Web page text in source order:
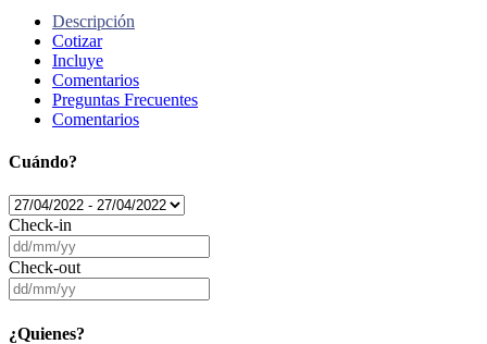
Descripción
Cotizar
Incluye
Comentarios
Preguntas Frecuentes
Comentarios
Cuándo?
Check-in
Check-out
¿Quienes?